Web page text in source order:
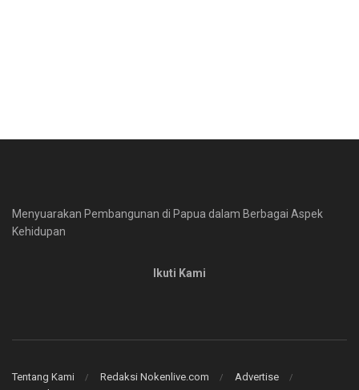
Menyuarakan Pembangunan di Papua dalam Berbagai Aspek
Kehidupan
Ikuti Kami
Tentang Kami Redaksi Nokenlive.com
Advertise